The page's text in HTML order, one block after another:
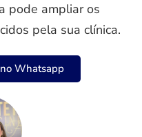
pode ampliar os
pela sua clínica.
Whatsapp